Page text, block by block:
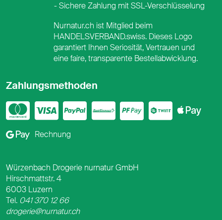
Sichere Zahlung mit SSL-Verschlüsselung
Zahlungsmethoden
Mastercard
VisaPayPal
PostFinance
Twint
Google Pay
Rechnung
Nurnatur.ch ist Mitglied beim
HANDELSVERBAND.swiss. Dieses Logo
garantiert Ihnen Seriosität, Vertrauen und
eine faire, transparente Bestellabwicklung.
Würzenbach Drogerie nurnatur GmbH
Hirschmattstr. 4
6003 Luzern
Tel. 041 370 12 66
drogerie@nurnatur.ch